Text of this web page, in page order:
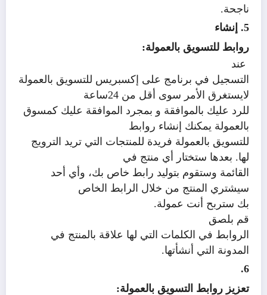
ناجحة.
5. إنشاء
روابط للتسويق بالعمولة:
عند
التسجيل في برنامج على إكسبريس للتسويق بالعمولة
لايستغرق الأمر سوى أقل من 24ساعة
للرد عليك بالموافقة و بمجرد الموافقة عليك كمسوق
بالعمولة يمكنك إنشاء روابط
للتسويق بالعمولة فريدة للمنتجات التي تريد الترويج
لها. بعدها ستختار أي منتج في
القائمة وستقوم بتوليد رابط خاص بك، وأي أحد
سيشتري المنتج من خلال الرابط الخاص
بك ستربح أنت عمولة.
قم بلصق
الروابط في الكلمات التي لها علاقة بالمنتج في
المدونة التي أنشأتها.
6.
تعزيز روابط التسويق بالعمولة: